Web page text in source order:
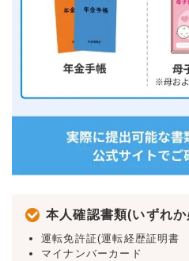
本人確認書類(いずれ
運転免許証(運転経歴証明書
マイナンバーカード